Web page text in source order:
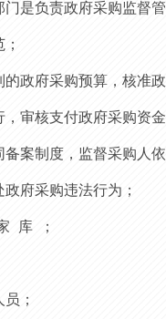
是负责政府采购监督
的政府采购预算，核准
，审核支付政府采购资
备案制度，监督采购人
府采购违法行为；
管
；